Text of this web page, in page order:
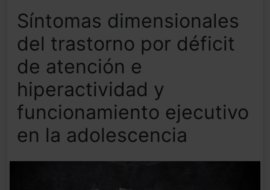
Síntomas dimensionales
del trastorno por déficit
de atención e
hiperactividad y
funcionamiento ejecutivo
en la adolescencia